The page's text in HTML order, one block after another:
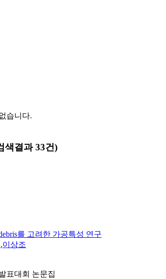
습니다.
색결과 33건)
를 고려한 가공특성 연구
,이상조
표대회 논문집